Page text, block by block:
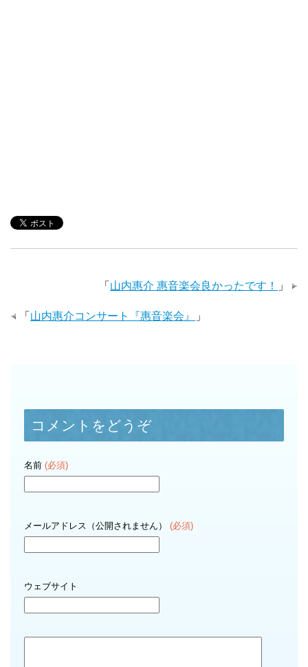
「 山内惠介 惠音楽会良かったです！ 」
「 山内惠介コンサート『惠音楽会』 」
コメントをどうぞ
名前 (必須)
メールアドレス（公開されません） (必須)
ウェブサイト